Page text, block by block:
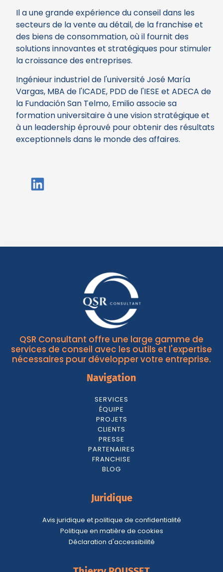
Il a une grande expérience du conseil dans les
secteurs de la vente au détail, de la franchise et
des biens de consommation, où il fournit des
solutions innovantes et stratégiques pour stimuler
la croissance des entreprises.
Ingénieur industriel de l'université José María
Vargas, MBA de l'ICADE, PDD de l'IESE et ADECA de
la Fundación San Telmo, Emilio associe sa
formation universitaire à une vision stratégique et
à un leadership éprouvé pour obtenir des résultats
exceptionnels dans le monde des affaires.
QSR Consultant offre une large gamme de
services de conseil avec les outils et l'expertise
nécessaires pour développer votre entreprise.
Navigation
SERVICES
ÉQUIPE
PROJETS
CLIENTS
PRESSE
PARTENAIRES
FRANCHISE
BLOG
Juridique
Avis juridique et politique de confidentialité
Politique en matière de cookies
Déclaration d'accessibilité